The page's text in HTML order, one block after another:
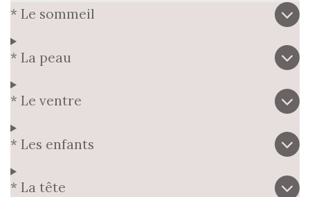
* Le sommeil
* La peau
* Le ventre
* Les enfants
* La tête